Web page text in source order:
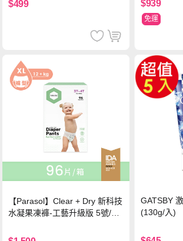
$499 $939
免運
【Parasol】Clear + Dry 新科技
水凝果凍褲-工藝升級版 5號/XL
GATSBY
(130g/入)